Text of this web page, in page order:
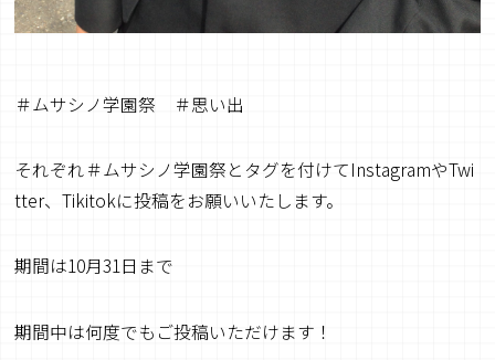
＃ムサシノ学園祭 ＃思い出
それぞれ＃ムサシノ学園祭とタグを付けてInstagramやTwi
tter、Tikitokに投稿をお願いいたします。
期間は10月31日まで
期間中は何度でもご投稿いただけます！